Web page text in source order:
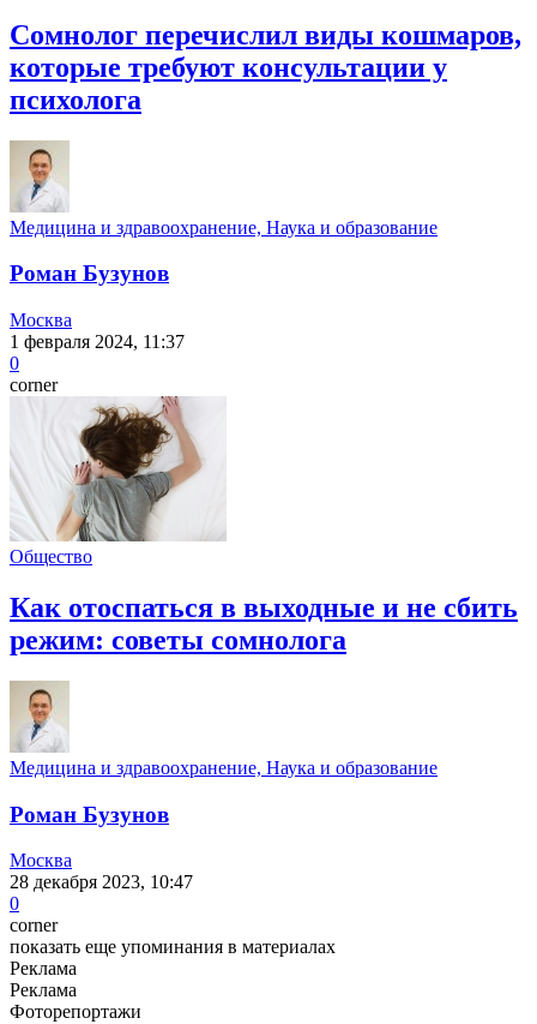
Сомнолог перечислил виды кошмаров,
которые требуют консультации у
психолога
Медицина и здравоохранение, Наука и образование
Роман Бузунов
Москва
1 февраля 2024, 11:37
0
corner
Общество
Как отоспаться в выходные и не сбить
режим: советы сомнолога
Медицина и здравоохранение, Наука и образование
Роман Бузунов
Москва
28 декабря 2023, 10:47
0
corner
показать еще упоминания в материалах
Реклама
Реклама
Фоторепортажи